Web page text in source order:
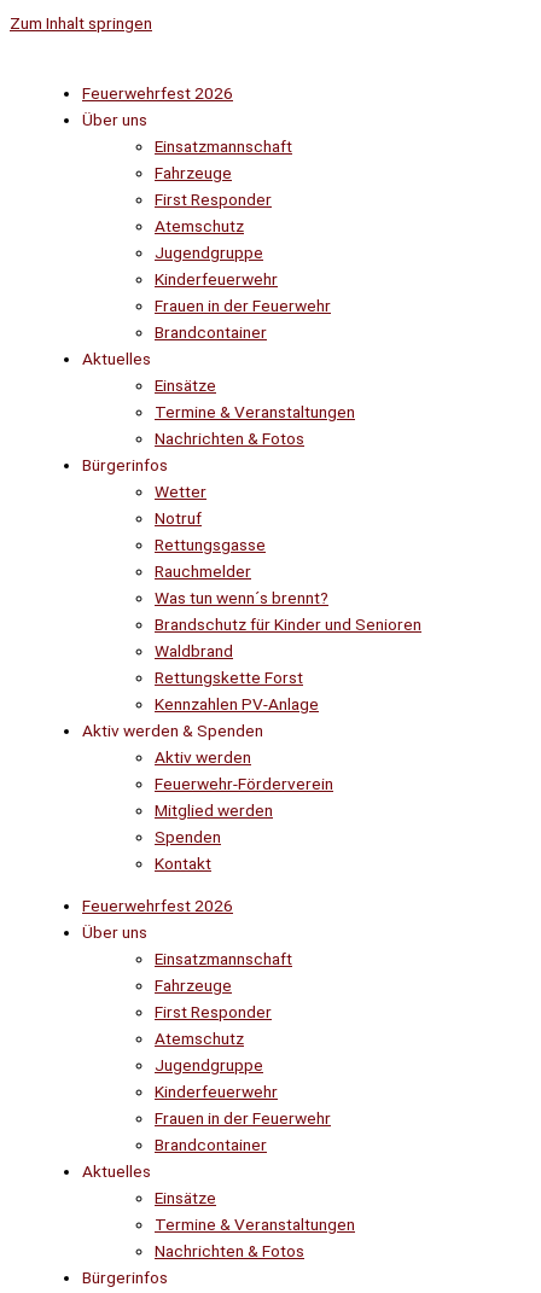
Zum Inhalt springen
Feuerwehrfest 2026
Über uns
Einsatzmannschaft
Fahrzeuge
First Responder
Atemschutz
Jugendgruppe
Kinderfeuerwehr
Frauen in der Feuerwehr
Brandcontainer
Aktuelles
Einsätze
Termine & Veranstaltungen
Nachrichten & Fotos
Bürgerinfos
Wetter
Notruf
Rettungsgasse
Rauchmelder
Was tun wenn´s brennt?
Brandschutz für Kinder und Senioren
Waldbrand
Rettungskette Forst
Kennzahlen PV-Anlage
Aktiv werden & Spenden
Aktiv werden
Feuerwehr-Förderverein
Mitglied werden
Spenden
Kontakt
Feuerwehrfest 2026
Über uns
Einsatzmannschaft
Fahrzeuge
First Responder
Atemschutz
Jugendgruppe
Kinderfeuerwehr
Frauen in der Feuerwehr
Brandcontainer
Aktuelles
Einsätze
Termine & Veranstaltungen
Nachrichten & Fotos
Bürgerinfos